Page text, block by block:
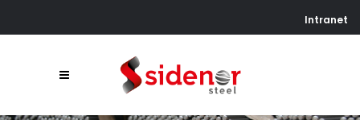
Intranet